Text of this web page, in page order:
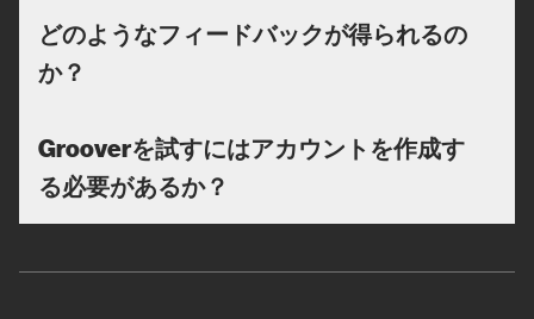
どのようなフィードバックが得られるの
か？
Grooverを試すにはアカウントを作成す
る必要があるか？